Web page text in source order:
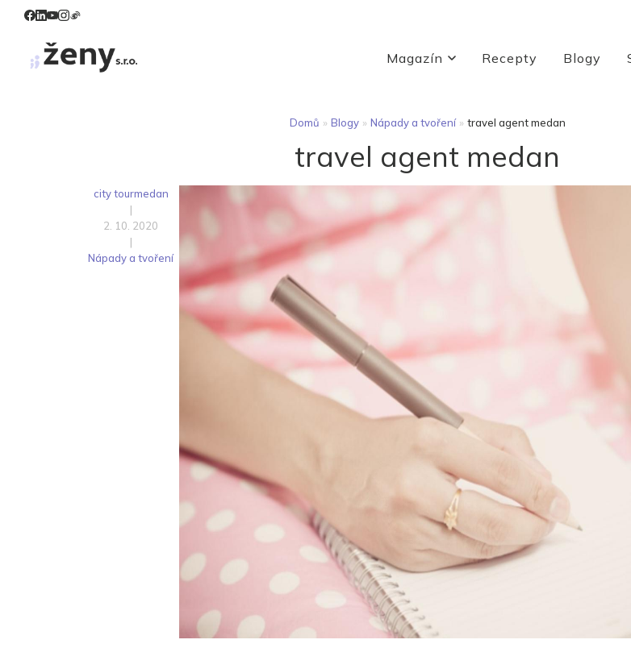
Magazín Recepty Blogy
Domů » Blogy » Nápady a tvoření » travel agent medan
travel agent medan
city tourmedan
|
2. 10. 2020
|
Nápady a tvoření